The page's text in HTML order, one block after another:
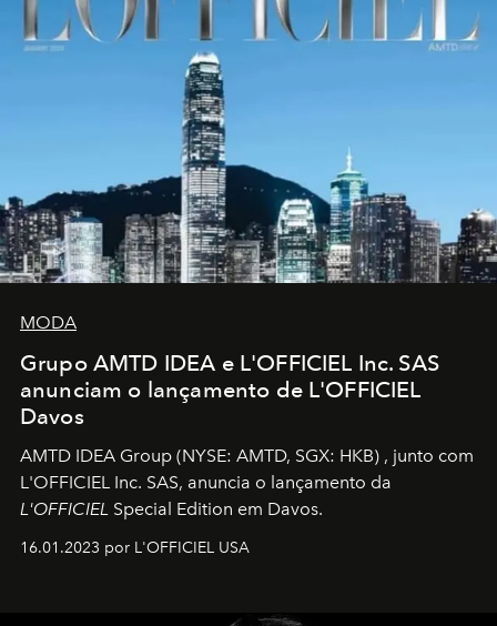
MODA
Grupo AMTD IDEA e L'OFFICIEL Inc. SAS
anunciam o lançamento de L'OFFICIEL
Davos
AMTD IDEA Group (NYSE: AMTD, SGX: HKB) , junto com
L'OFFICIEL Inc. SAS, anuncia o lançamento da
L'OFFICIEL Special Edition em Davos.
16.01.2023 por L'OFFICIEL USA